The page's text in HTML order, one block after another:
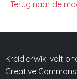
Terug naar de
KreidlerWiki valt
Creative Commons